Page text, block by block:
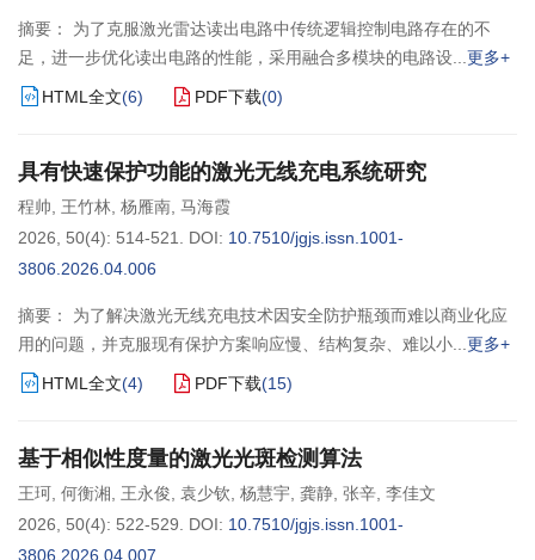
摘要： 为了克服激光雷达读出电路中传统逻辑控制电路存在的不
足，进一步优化读出电路的性能，采用融合多模块的电路设
更多+
HTML全文(6) PDF下载(0)
具有快速保护功能的激光无线充电系统研究
程帅, 王竹林, 杨雁南, 马海霞
2026, 50(4): 514-521. DOI: 10.7510/jgjs.issn.1001-
3806.2026.04.006
摘要： 为了解决激光无线充电技术因安全防护瓶颈而难以商业化应
用的问题，并克服现有保护方案响应慢、结构复杂、难以小
更多+
HTML全文(4) PDF下载(15)
基于相似性度量的激光光斑检测算法
王珂, 何衡湘, 王永俊, 袁少钦, 杨慧宇, 龚静, 张辛, 李佳文
2026, 50(4): 522-529. DOI: 10.7510/jgjs.issn.1001-
3806.2026.04.007